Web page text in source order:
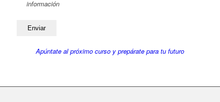
información
Apúntate al próximo curso y prepárate para tu futuro